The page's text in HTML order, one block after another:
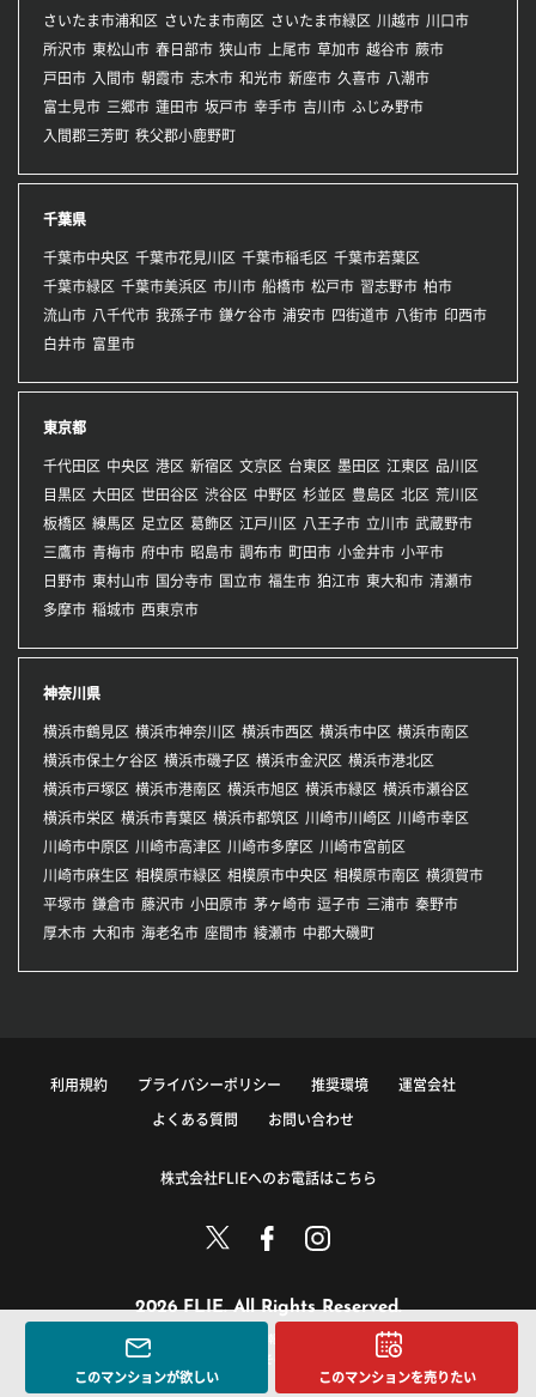
このマンションが欲しい このマンションを売りたい
さいたま市浦和区
さいたま市南区 さいたま市緑区 川越市 川口市
所沢市 東松山市 春日部市 狭山市 上尾市 草加市 越谷市 蕨市
戸田市 入間市 朝霞市 志木市 和光市 新座市 久喜市 八潮市
富士見市 三郷市 蓮田市 坂戸市 幸手市 吉川市 ふじみ野市
入間郡三芳町 秩父郡小鹿野町
千葉県
千葉市中央区 千葉市花見川区 千葉市稲毛区 千葉市若葉区
千葉市緑区 千葉市美浜区 市川市 船橋市 松戸市 習志野市 柏市
流山市 八千代市 我孫子市 鎌ケ谷市 浦安市 四街道市 八街市 印西市
白井市 富里市
東京都
千代田区 中央区 港区 新宿区 文京区 台東区 墨田区 江東区 品川区
目黒区 大田区 世田谷区 渋谷区 中野区 杉並区 豊島区 北区 荒川区
板橋区 練馬区 足立区 葛飾区 江戸川区 八王子市 立川市 武蔵野市
三鷹市 青梅市 府中市 昭島市 調布市 町田市 小金井市 小平市
日野市 東村山市 国分寺市 国立市 福生市 狛江市 東大和市 清瀬市
多摩市 稲城市 西東京市
神奈川県
横浜市鶴見区 横浜市神奈川区 横浜市西区 横浜市中区 横浜市南区
横浜市保土ケ谷区 横浜市磯子区 横浜市金沢区 横浜市港北区
横浜市戸塚区 横浜市港南区 横浜市旭区 横浜市緑区 横浜市瀬谷区
横浜市栄区 横浜市青葉区 横浜市都筑区 川崎市川崎区 川崎市幸区
川崎市中原区 川崎市高津区 川崎市多摩区 川崎市宮前区
川崎市麻生区 相模原市緑区 相模原市中央区 相模原市南区 横須賀市
平塚市 鎌倉市 藤沢市 小田原市 茅ヶ崎市 逗子市 三浦市 秦野市
厚木市 大和市 海老名市 座間市 綾瀬市 中郡大磯町
利用規約 プライバシーポリシー 推奨環境 運営会社
よくある質問 お問い合わせ
株式会社FLIEへのお電話はこちら
2026 FLIE. All Rights Reserved.
このサイトに掲載している情報の無断転載を禁止します。
著作権は株式会社FLIEまたはその情報提供者に帰属します。